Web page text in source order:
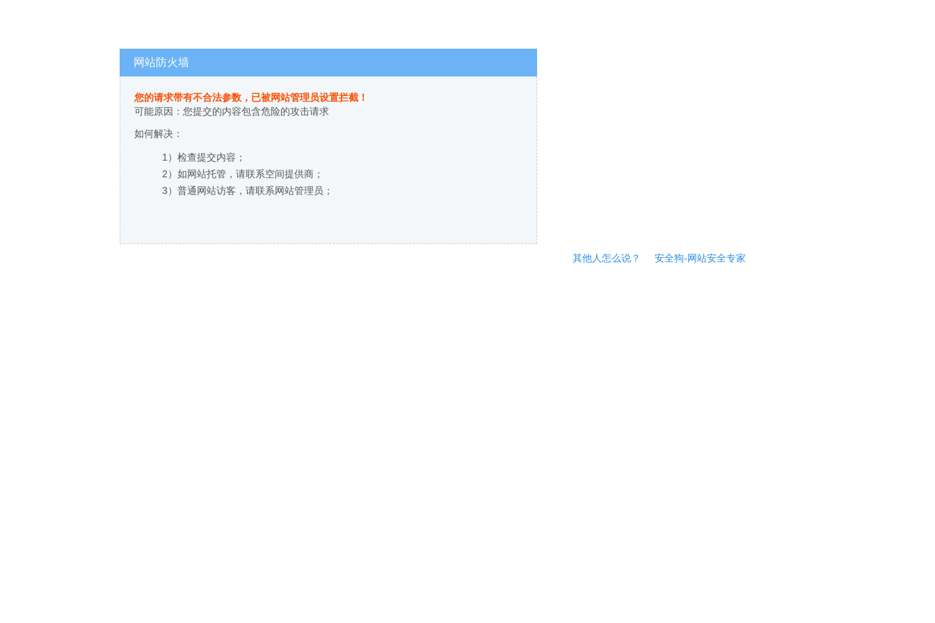
网站防火墙
您的请求带有不合法参数，已被网站管理员设置拦截！
可能原因：您提交的内容包含危险的攻击请求
如何解决：
1）检查提交内容；
2）如网站托管，请联系空间提供商；
3）普通网站访客，请联系网站管理员；
其他人怎么说？ 安全狗-网站安全专家